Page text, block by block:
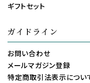
ギフトセット
ガイドライン
お問い合わせ
メールマガジン登録
特定商取引法表示につい